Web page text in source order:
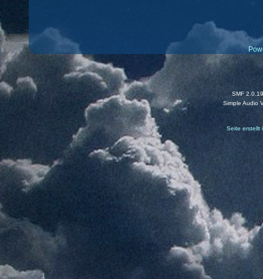
SMF 2.0.19
Simple Audio
Seite erstellt